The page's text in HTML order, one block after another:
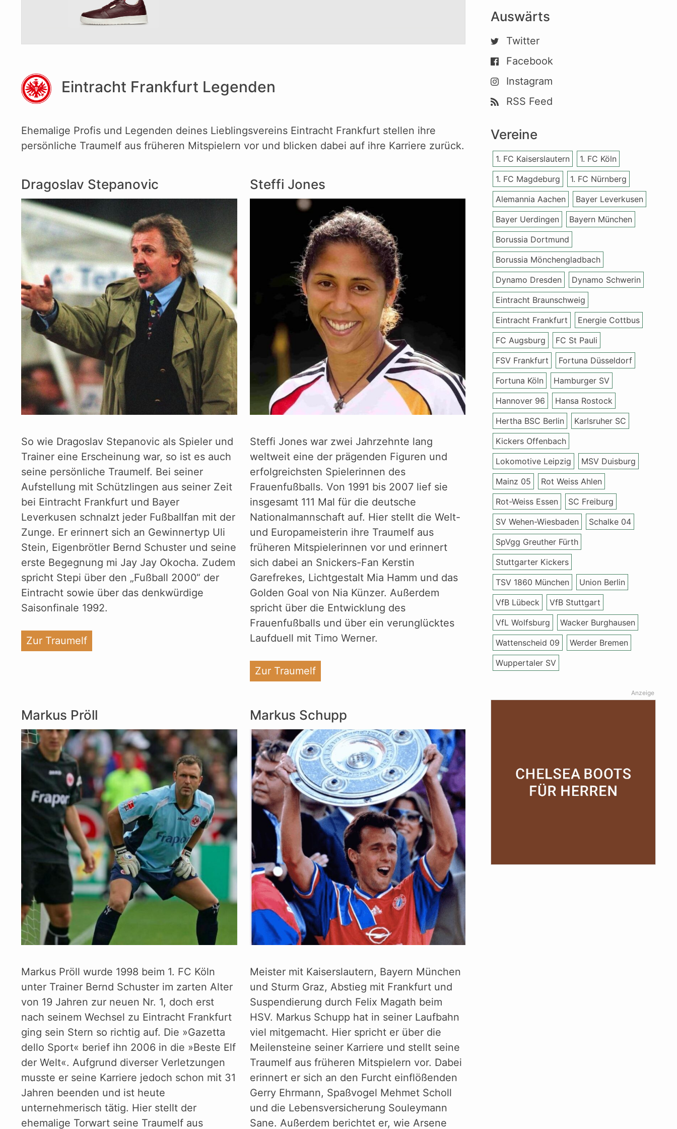
Eintracht Frankfurt Legenden
Ehemalige Profis und Legenden deines Lieblingsvereins Eintracht Frankfurt stellen ihre
persönliche Traumelf aus früheren Mitspielern vor und blicken dabei auf ihre Karriere zurück.
Dragoslav Stepanovic
So wie Dragoslav Stepanovic als Spieler und
Trainer eine Erscheinung war, so ist es auch
seine persönliche Traumelf. Bei seiner
Aufstellung mit Schützlingen aus seiner Zeit
bei Eintracht Frankfurt und Bayer
Leverkusen schnalzt jeder Fußballfan mit der
Zunge. Er erinnert sich an Gewinnertyp Uli
Stein, Eigenbrötler Bernd Schuster und seine
erste Begegnung mi Jay Jay Okocha. Zudem
spricht Stepi über den „Fußball 2000“ der
Eintracht sowie über das denkwürdige
Saisonfinale 1992.
Zur Traumelf"%s"
Steffi Jones
Steffi Jones war zwei Jahrzehnte lang
weltweit eine der prägenden Figuren und
erfolgreichsten Spielerinnen des
Frauenfußballs. Von 1991 bis 2007 lief sie
insgesamt 111 Mal für die deutsche
Nationalmannschaft auf. Hier stellt die Welt-
und Europameisterin ihre Traumelf aus
früheren Mitspielerinnen vor und erinnert
sich dabei an Snickers-Fan Kerstin
Garefrekes, Lichtgestalt Mia Hamm und das
Golden Goal von Nia Künzer. Außerdem
spricht über die Entwicklung des
Frauenfußballs und über ein verunglücktes
Laufduell mit Timo Werner.
Zur Traumelf"%s"
Markus Pröll
Markus Pröll wurde 1998 beim 1. FC Köln
unter Trainer Bernd Schuster im zarten Alter
von 19 Jahren zur neuen Nr. 1, doch erst
nach seinem Wechsel zu Eintracht Frankfurt
ging sein Stern so richtig auf. Die »Gazetta
dello Sport« berief ihn 2006 in die »Beste Elf
der Welt«. Aufgrund diverser Verletzungen
musste er seine Karriere jedoch schon mit 31
Jahren beenden und ist heute
unternehmerisch tätig. Hier stellt der
ehemalige Torwart seine Traumelf aus
Markus Schupp
Meister mit Kaiserslautern, Bayern München
und Sturm Graz, Abstieg mit Frankfurt und
Suspendierung durch Felix Magath beim
HSV. Markus Schupp hat in seiner Laufbahn
viel mitgemacht. Hier spricht er über die
Meilensteine seiner Karriere und stellt seine
Traumelf aus früheren Mitspielern vor. Dabei
erinnert er sich an den Furcht einflößenden
Gerry Ehrmann, Spaßvogel Mehmet Scholl
und die Lebensversicherung Souleymann
Sane. Außerdem berichtet er, wie Arsene
Auswärts
Twitter
Facebook
Instagram
RSS Feed
Vereine
1. FC Kaiserslautern
1. FC Köln
1. FC Magdeburg
1. FC Nürnberg
Alemannia Aachen
Bayer Leverkusen
Bayer Uerdingen
Bayern München
Borussia Dortmund
Borussia Mönchengladbach
Dynamo Dresden
Dynamo Schwerin
Eintracht Braunschweig
Eintracht Frankfurt
Energie Cottbus
FC Augsburg
FC St Pauli
FSV Frankfurt
Fortuna Düsseldorf
Fortuna Köln
Hamburger SV
Hannover 96
Hansa Rostock
Hertha BSC Berlin
Karlsruher SC
Kickers Offenbach
Lokomotive Leipzig
MSV Duisburg
Mainz 05
Rot Weiss Ahlen
Rot-Weiss Essen
SC Freiburg
SV Wehen-Wiesbaden
Schalke 04
SpVgg Greuther Fürth
Stuttgarter Kickers
TSV 1860 München
Union Berlin
VfB Lübeck
VfB Stuttgart
VfL Wolfsburg
Wacker Burghausen
Wattenscheid 09
Werder Bremen
Wuppertaler SV
Anzeige